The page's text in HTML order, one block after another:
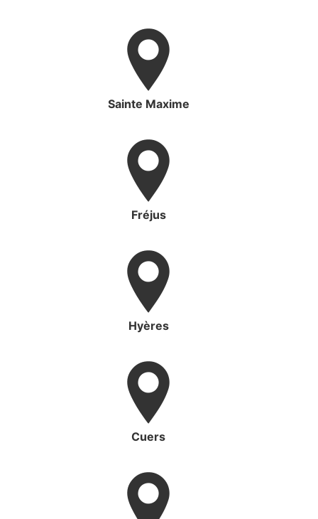
Sainte Maxime
Fréjus
Hyères
Cuers